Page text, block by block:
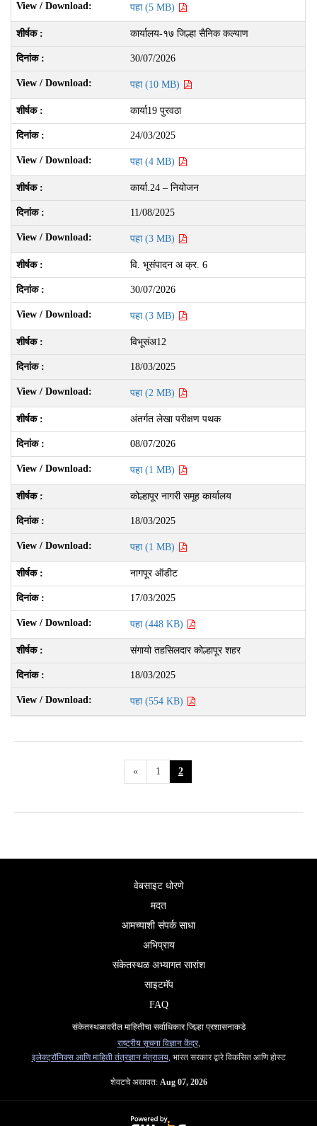
पहा (5 MB)
कार्यालय-१७ जिल्हा सैनिक कल्याण
30/07/2026
पहा (10 MB)
कार्या19 पुरवठा
24/03/2025
पहा (4 MB)
कार्या.24 – नियोजन
11/08/2025
पहा (3 MB)
वि. भूसंपादन अ क्र. 6
30/07/2026
पहा (3 MB)
विभूसंअ12
18/03/2025
पहा (2 MB)
अंतर्गत लेखा परीक्षण पथक
08/07/2026
पहा (1 MB)
कोल्हापूर नागरी समूह कार्यालय
18/03/2025
पहा (1 MB)
नागपूर ऑडीट
17/03/2025
पहा (448 KB)
संगायो तहसिलदार कोल्हापूर शहर
18/03/2025
पहा (554 KB)
« 1 2
वेबसाइट धोरणे
मदत
आमच्याशी संपर्क साधा
अभिप्राय
संकेतस्थळ अभ्यागत सारांश
साइटमॅप
FAQ
संकेतस्थळावरील माहितीचा सर्वाधिकार जिल्हा प्रशासनाकडे
राष्ट्रीय सूचना विज्ञान केंद्र,
इलेक्ट्रॉनिक्स आणि माहिती तंत्रज्ञान मंत्रालय, भारत सरकार द्वारे विकसित आणि होस्ट
शेवटचे अद्यावत: Aug 07, 2026